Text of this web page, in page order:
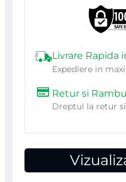
Livrare Rapida
Expediere in
Retur si
Dreptul la retur